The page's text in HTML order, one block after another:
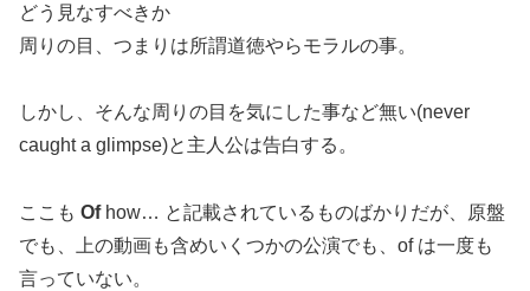
どう見なすべきか
周りの目、つまりは所謂道徳やらモラルの事。
しかし、そんな周りの目を気にした事など無い(never
caught a glimpse)と主人公は告白する。
ここも Ofhow… と記載されているものばかりだが、原盤
でも、上の動画も含めいくつかの公演でも、of は一度も
言っていない。